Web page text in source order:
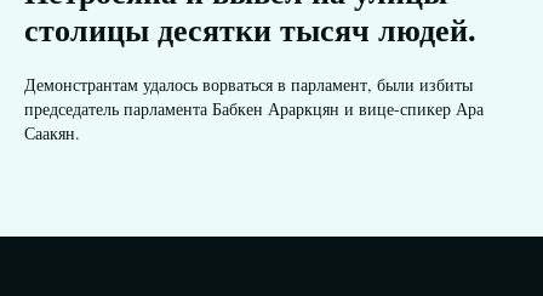
столицы десятки тысяч людей.
Демонстрантам удалось ворваться в парламент, были избиты
председатель парламента Бабкен Араркцян и вице-спикер Ара
Саакян.